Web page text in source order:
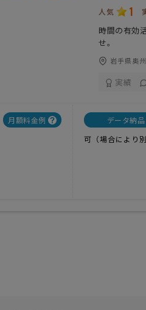
人気 1
時間の有効
せ。
岩手県奥
実績
月額料金例
データ納品
可（場合により別